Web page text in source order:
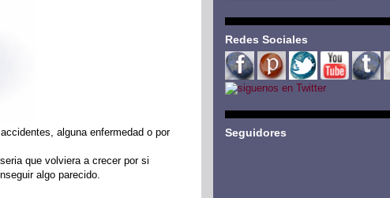
alguna enfermedad o por
que volviera a crecer por si
algo parecido.
Redes Sociales
Seguidores